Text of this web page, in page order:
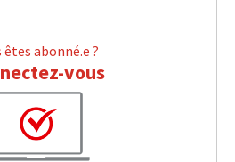
êtes abonné.e ?
vous